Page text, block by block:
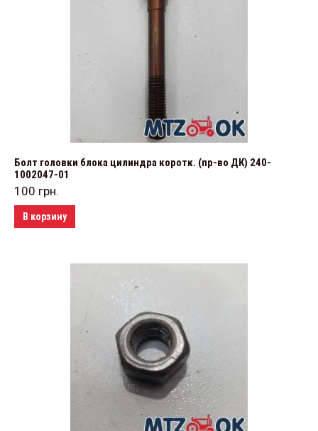
Болт головки блока цилиндра коротк. (пр-во ДК) 240-
1002047-01
100 грн.
В корзину